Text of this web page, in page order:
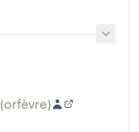
(orfèvre)